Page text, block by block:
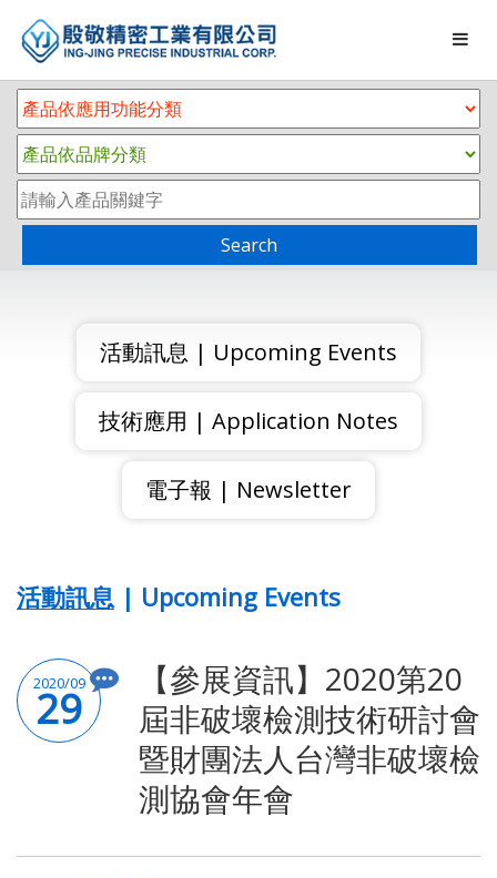
Search
活動訊息 | Upcoming Events
技術應用 | Application Notes
電子報 | Newsletter
活動訊息 | Upcoming Events
2020/09
29
【參展資訊】2020第20
屆非破壞檢測技術研討會
暨財團法人台灣非破壞檢
測協會年會